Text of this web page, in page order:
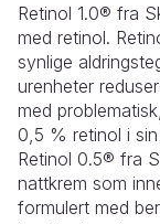
Retinol 1.0® fra
med retinol.
synlige
urenheter
med
0,5 % retinol i
Retinol 0.5® fra
nattkrem som
formulert med